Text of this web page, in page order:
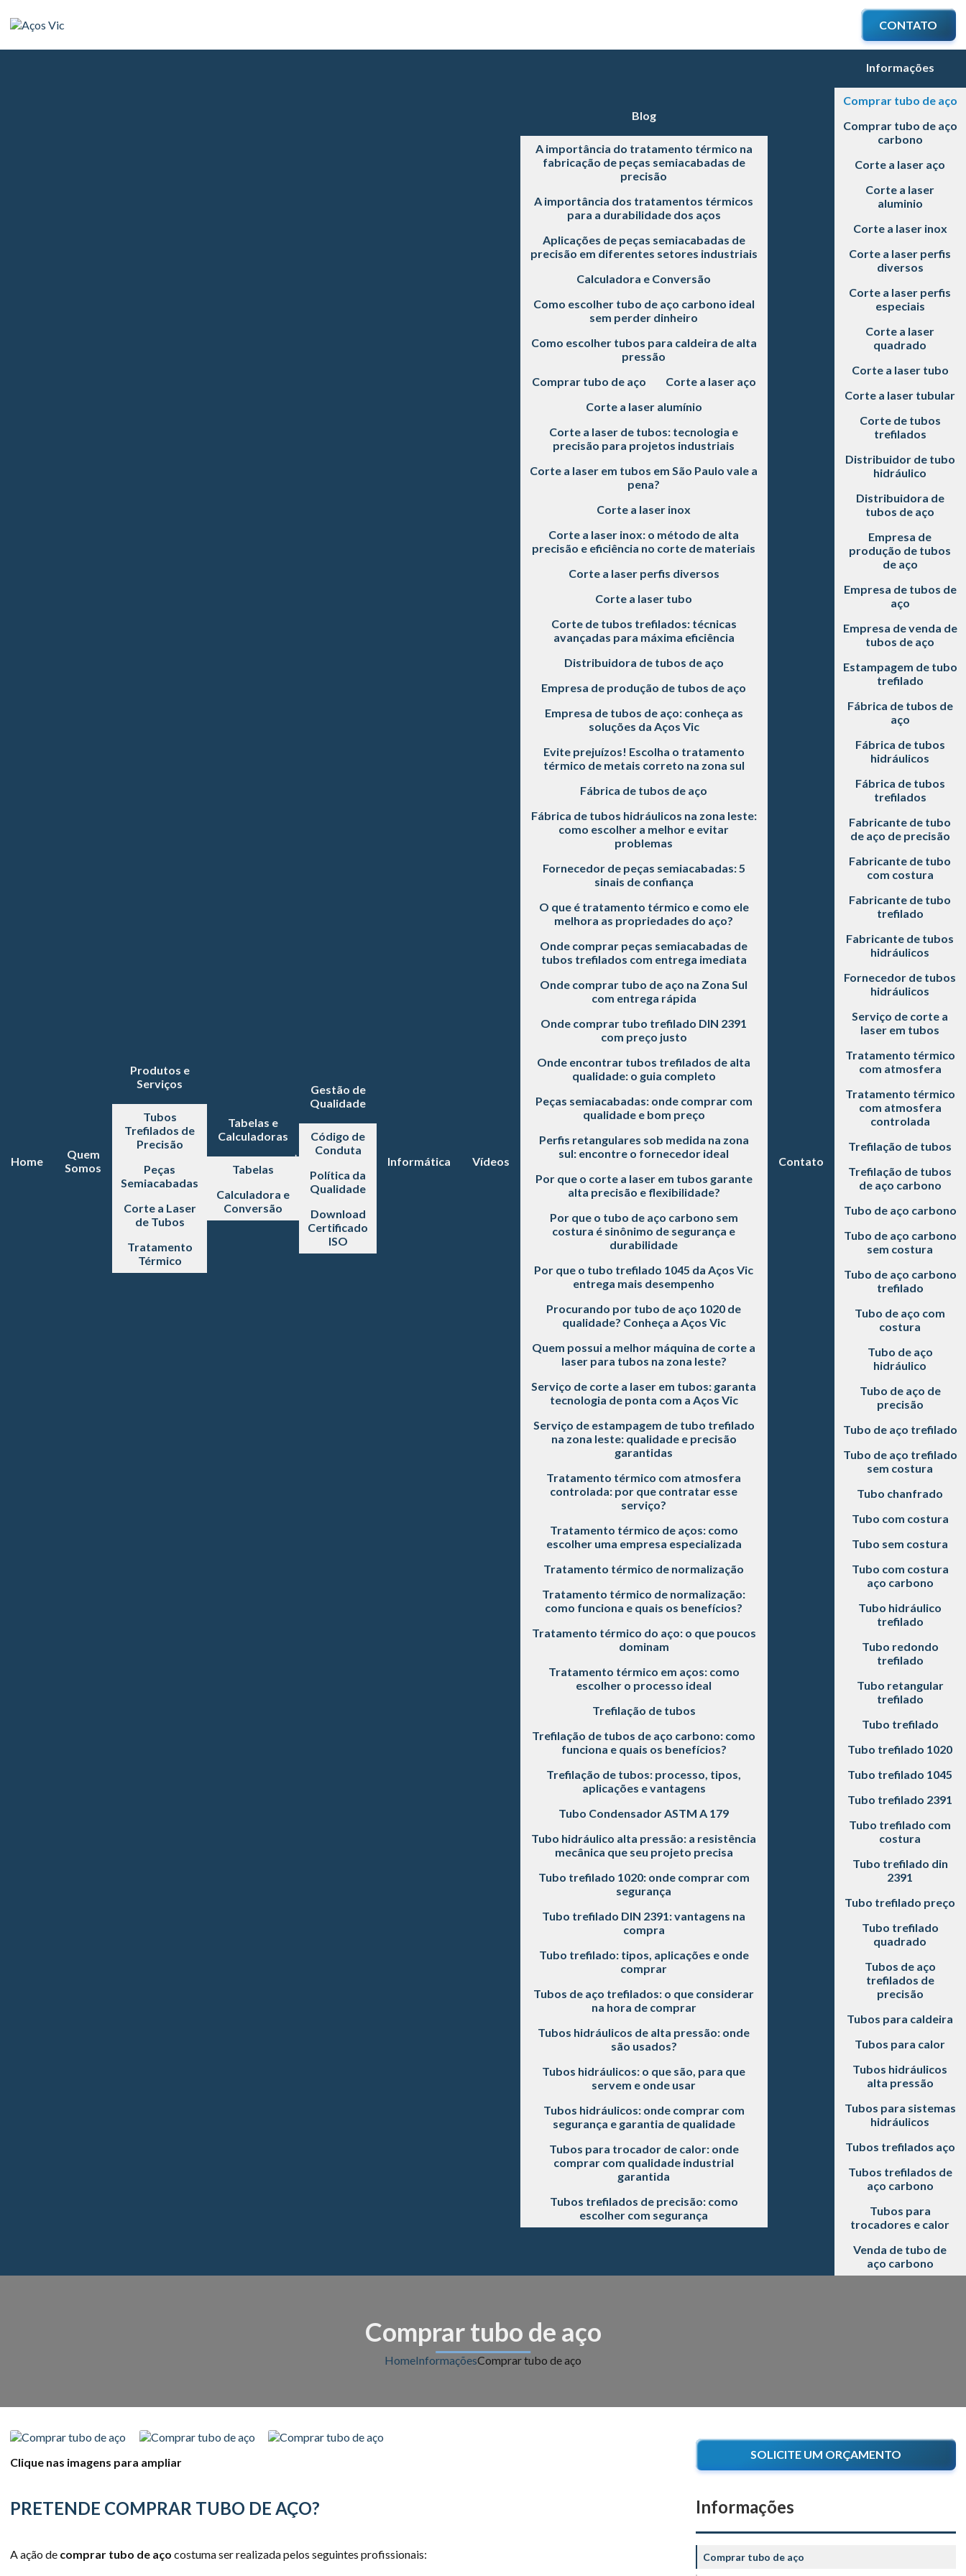
CONTATO
Home
Quem
Somos
Produtos e
Serviços
Tubos
Trefilados de
Precisão
Peças
Semiacabadas
Corte a Laser
de Tubos
Tratamento
Térmico
Tabelas e
Calculadoras
Tabelas
Calculadora e
Conversão
Gestão de
Qualidade
Código de
Conduta
Política da
Qualidade
Download
Certificado
ISO
Informática Vídeos
Blog
A importância do tratamento térmico na
fabricação de peças semiacabadas de
precisão
A importância dos tratamentos térmicos
para a durabilidade dos aços
Aplicações de peças semiacabadas de
precisão em diferentes setores industriais
Calculadora e Conversão
Como escolher tubo de aço carbono ideal
sem perder dinheiro
Como escolher tubos para caldeira de alta
pressão
Comprar tubo de aço
Corte a laser aço
Corte a laser alumínio
Corte a laser de tubos: tecnologia e
precisão para projetos industriais
Corte a laser em tubos em São Paulo vale a
pena?
Corte a laser inox
Corte a laser inox: o método de alta
precisão e eficiência no corte de materiais
Corte a laser perfis diversos
Corte a laser tubo
Corte de tubos trefilados: técnicas
avançadas para máxima eficiência
Distribuidora de tubos de aço
Empresa de produção de tubos de aço
Empresa de tubos de aço: conheça as
soluções da Aços Vic
Evite prejuízos! Escolha o tratamento
térmico de metais correto na zona sul
Fábrica de tubos de aço
Fábrica de tubos hidráulicos na zona leste:
como escolher a melhor e evitar
problemas
Fornecedor de peças semiacabadas: 5
sinais de confiança
O que é tratamento térmico e como ele
melhora as propriedades do aço?
Onde comprar peças semiacabadas de
tubos trefilados com entrega imediata
Onde comprar tubo de aço na Zona Sul
com entrega rápida
Onde comprar tubo trefilado DIN 2391
com preço justo
Onde encontrar tubos trefilados de alta
qualidade: o guia completo
Peças semiacabadas: onde comprar com
qualidade e bom preço
Perfis retangulares sob medida na zona
sul: encontre o fornecedor ideal
Por que o corte a laser em tubos garante
alta precisão e flexibilidade?
Por que o tubo de aço carbono sem
costura é sinônimo de segurança e
durabilidade
Por que o tubo trefilado 1045 da Aços Vic
entrega mais desempenho
Procurando por tubo de aço 1020 de
qualidade? Conheça a Aços Vic
Quem possui a melhor máquina de corte a
laser para tubos na zona leste?
Serviço de corte a laser em tubos: garanta
tecnologia de ponta com a Aços Vic
Serviço de estampagem de tubo trefilado
na zona leste: qualidade e precisão
garantidas
Tratamento térmico com atmosfera
controlada: por que contratar esse
serviço?
Tratamento térmico de aços: como
escolher uma empresa especializada
Tratamento térmico de normalização
Tratamento térmico de normalização:
como funciona e quais os benefícios?
Tratamento térmico do aço: o que poucos
dominam
Tratamento térmico em aços: como
escolher o processo ideal
Trefilação de tubos
Trefilação de tubos de aço carbono: como
funciona e quais os benefícios?
Trefilação de tubos: processo, tipos,
aplicações e vantagens
Tubo Condensador ASTM A 179
Tubo hidráulico alta pressão: a resistência
mecânica que seu projeto precisa
Tubo trefilado 1020: onde comprar com
segurança
Tubo trefilado DIN 2391: vantagens na
compra
Tubo trefilado: tipos, aplicações e onde
comprar
Tubos de aço trefilados: o que considerar
na hora de comprar
Tubos hidráulicos de alta pressão: onde
são usados?
Tubos hidráulicos: o que são, para que
servem e onde usar
Tubos hidráulicos: onde comprar com
segurança e garantia de qualidade
Tubos para trocador de calor: onde
comprar com qualidade industrial
garantida
Tubos trefilados de precisão: como
escolher com segurança
Contato
Informações
Comprar tubo de aço
Comprar tubo de aço
carbono
Corte a laser aço
Corte a laser
aluminio
Corte a laser inox
Corte a laser perfis
diversos
Corte a laser perfis
especiais
Corte a laser
quadrado
Corte a laser tubo
Corte a laser tubular
Corte de tubos
trefilados
Distribuidor de tubo
hidráulico
Distribuidora de
tubos de aço
Empresa de
produção de tubos
de aço
Empresa de tubos de
aço
Empresa de venda de
tubos de aço
Estampagem de tubo
trefilado
Fábrica de tubos de
aço
Fábrica de tubos
hidráulicos
Fábrica de tubos
trefilados
Fabricante de tubo
de aço de precisão
Fabricante de tubo
com costura
Fabricante de tubo
trefilado
Fabricante de tubos
hidráulicos
Fornecedor de tubos
hidráulicos
Serviço de corte a
laser em tubos
Tratamento térmico
com atmosfera
Tratamento térmico
com atmosfera
controlada
Trefilação de tubos
Trefilação de tubos
de aço carbono
Tubo de aço carbono
Tubo de aço carbono
sem costura
Tubo de aço carbono
trefilado
Tubo de aço com
costura
Tubo de aço
hidráulico
Tubo de aço de
precisão
Tubo de aço trefilado
Tubo de aço trefilado
sem costura
Tubo chanfrado
Tubo com costura
Tubo sem costura
Tubo com costura
aço carbono
Tubo hidráulico
trefilado
Tubo redondo
trefilado
Tubo retangular
trefilado
Tubo trefilado
Tubo trefilado 1020
Tubo trefilado 1045
Tubo trefilado 2391
Tubo trefilado com
costura
Tubo trefilado din
2391
Tubo trefilado preço
Tubo trefilado
quadrado
Tubos de aço
trefilados de
precisão
Tubos para caldeira
Tubos para calor
Tubos hidráulicos
alta pressão
Tubos para sistemas
hidráulicos
Tubos trefilados aço
Tubos trefilados de
aço carbono
Tubos para
trocadores e calor
Venda de tubo de
aço carbono
HomeInformaçõesComprar tubo de aço
Comprar tubo de aço
Clique nas imagens para ampliar
PRETENDE COMPRAR TUBO DE AÇO?
A ação de comprar tubo de aço costuma ser realizada pelos seguintes profissionais:
SOLICITE UM ORÇAMENTO
Informações
Comprar tubo de aço